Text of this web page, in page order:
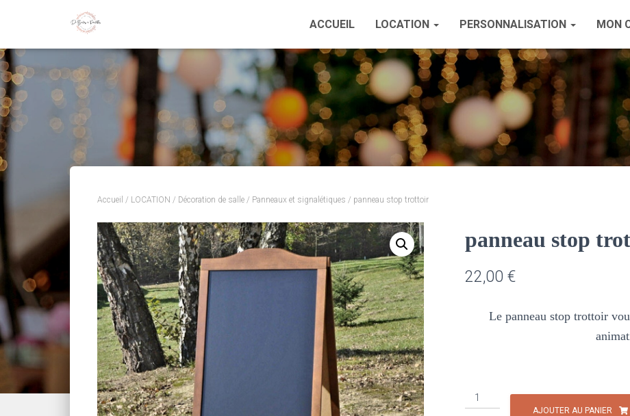
ACCUEIL LOCATION PERSONNALISATION MON
Accueil / LOCATION / Décoration de salle / Panneaux et signalétiques / panneau stop trottoir
panneau stop
22,00 €
Le panneau stop trottoir
quantité
de
AJOUTER AU PANIER